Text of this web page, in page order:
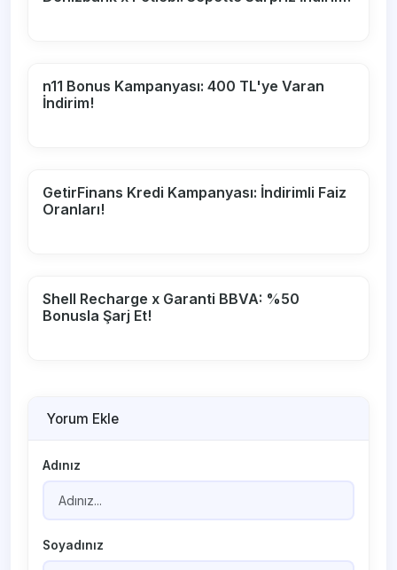
n11 Bonus Kampanyası: 400 TL'ye Varan
İndirim!
GetirFinans Kredi Kampanyası: İndirimli Faiz
Oranları!
Shell Recharge x Garanti BBVA: %50
Bonusla Şarj Et!
Yorum Ekle
Adınız
Soyadınız